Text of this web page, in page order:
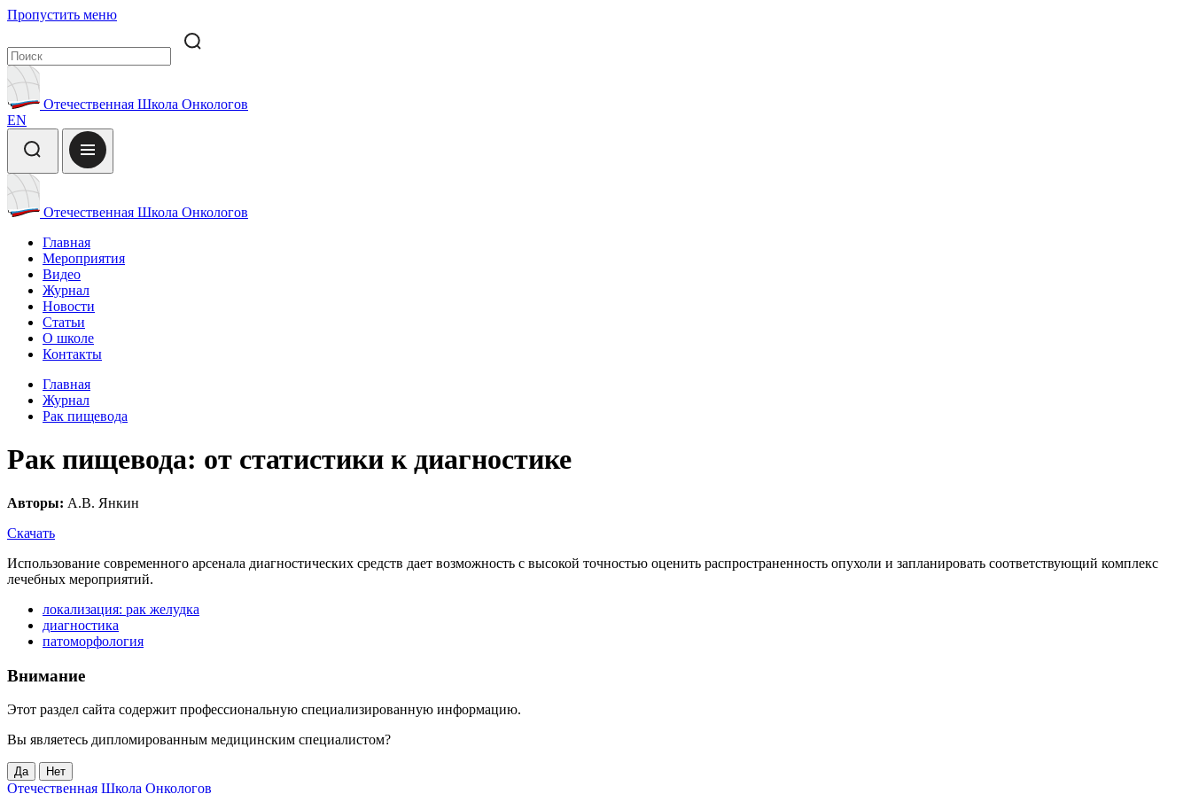
Пропустить меню
Отечественная Школа Онкологов
EN
Отечественная Школа Онкологов
Главная
Мероприятия
Видео
Журнал
Новости
Статьи
О школе
Контакты
Главная
Журнал
Рак пищевода
Рак пищевода: от статистики к диагностике
Авторы: А.В. Янкин
Скачать
Использование современного арсенала диагностических средств дает возможность с высокой точностью оценить распространенность опухоли и запланировать соответствующий комплекс
лечебных мероприятий.
локализация: рак желудка
диагностика
патоморфология
Внимание
Этот раздел сайта содержит профессиональную специализированную информацию.
Вы являетесь дипломированным медицинским специалистом?
Да Нет
Отечественная Школа Онкологов